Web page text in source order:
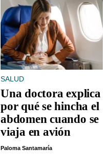
SALUD
Una doctora explica
por qué se hincha el
abdomen cuando se
viaja en avión
Paloma Santamaría